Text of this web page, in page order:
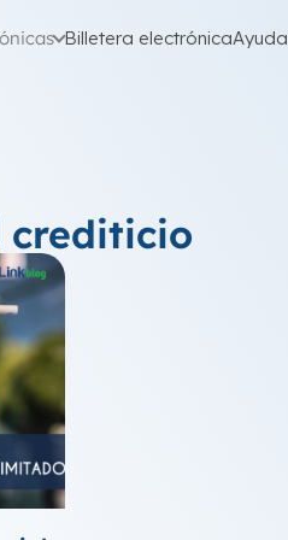
Billetera electrónicaAyuda
crediticio